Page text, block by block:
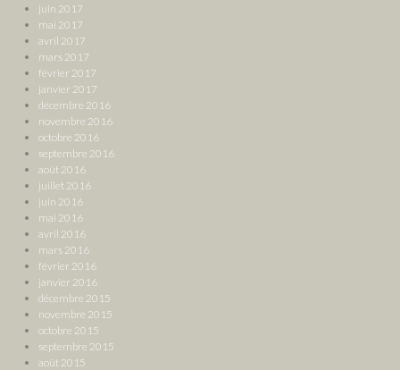
juin 2017
mai 2017
avril 2017
mars 2017
février 2017
janvier 2017
décembre 2016
novembre 2016
octobre 2016
septembre 2016
août 2016
juillet 2016
juin 2016
mai 2016
avril 2016
mars 2016
février 2016
janvier 2016
décembre 2015
novembre 2015
octobre 2015
septembre 2015
août 2015